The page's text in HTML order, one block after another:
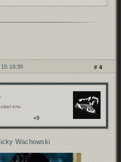
4
+9
Wachowski